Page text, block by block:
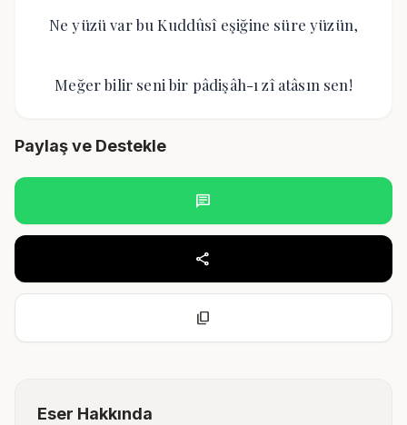
Ne yüzü var bu Kuddûsî eşiğine süre yüzün,
Meğer bilir seni bir pâdişâh-ı zî atâsın sen!
Paylaş ve Destekle
chat
share
content_copy
Eser Hakkında